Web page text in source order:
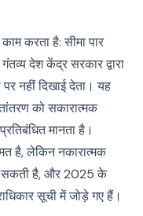
करता है: सीमा पार
देश केंद्र सरकार द्वारा
पर नहीं दिखाई देता। यह
को सकारात्मक
मानता है।
है, लेकिन नकारात्मक
सकती है, और 2025 के
सूची में जोड़े गए हैं।